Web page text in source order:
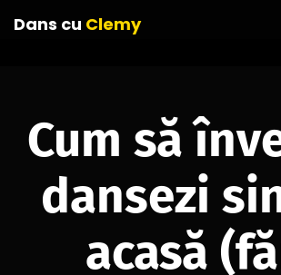
Dans cu Clemy
Cum să
dansezi
acasă